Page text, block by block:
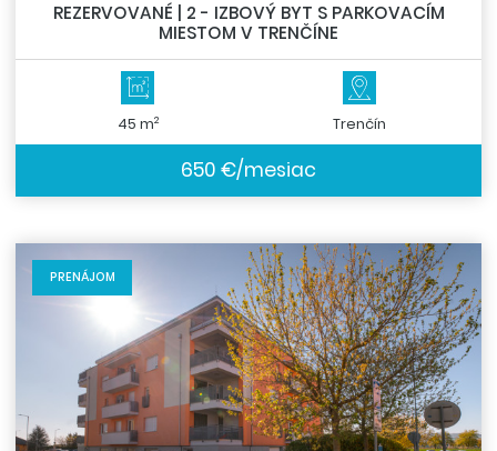
REZERVOVANÉ | 2 - IZBOVÝ BYT S PARKOVACÍM
MIESTOM V TRENČÍNE
45 m2 Trenčín
650 €/mesiac
PRENÁJOM